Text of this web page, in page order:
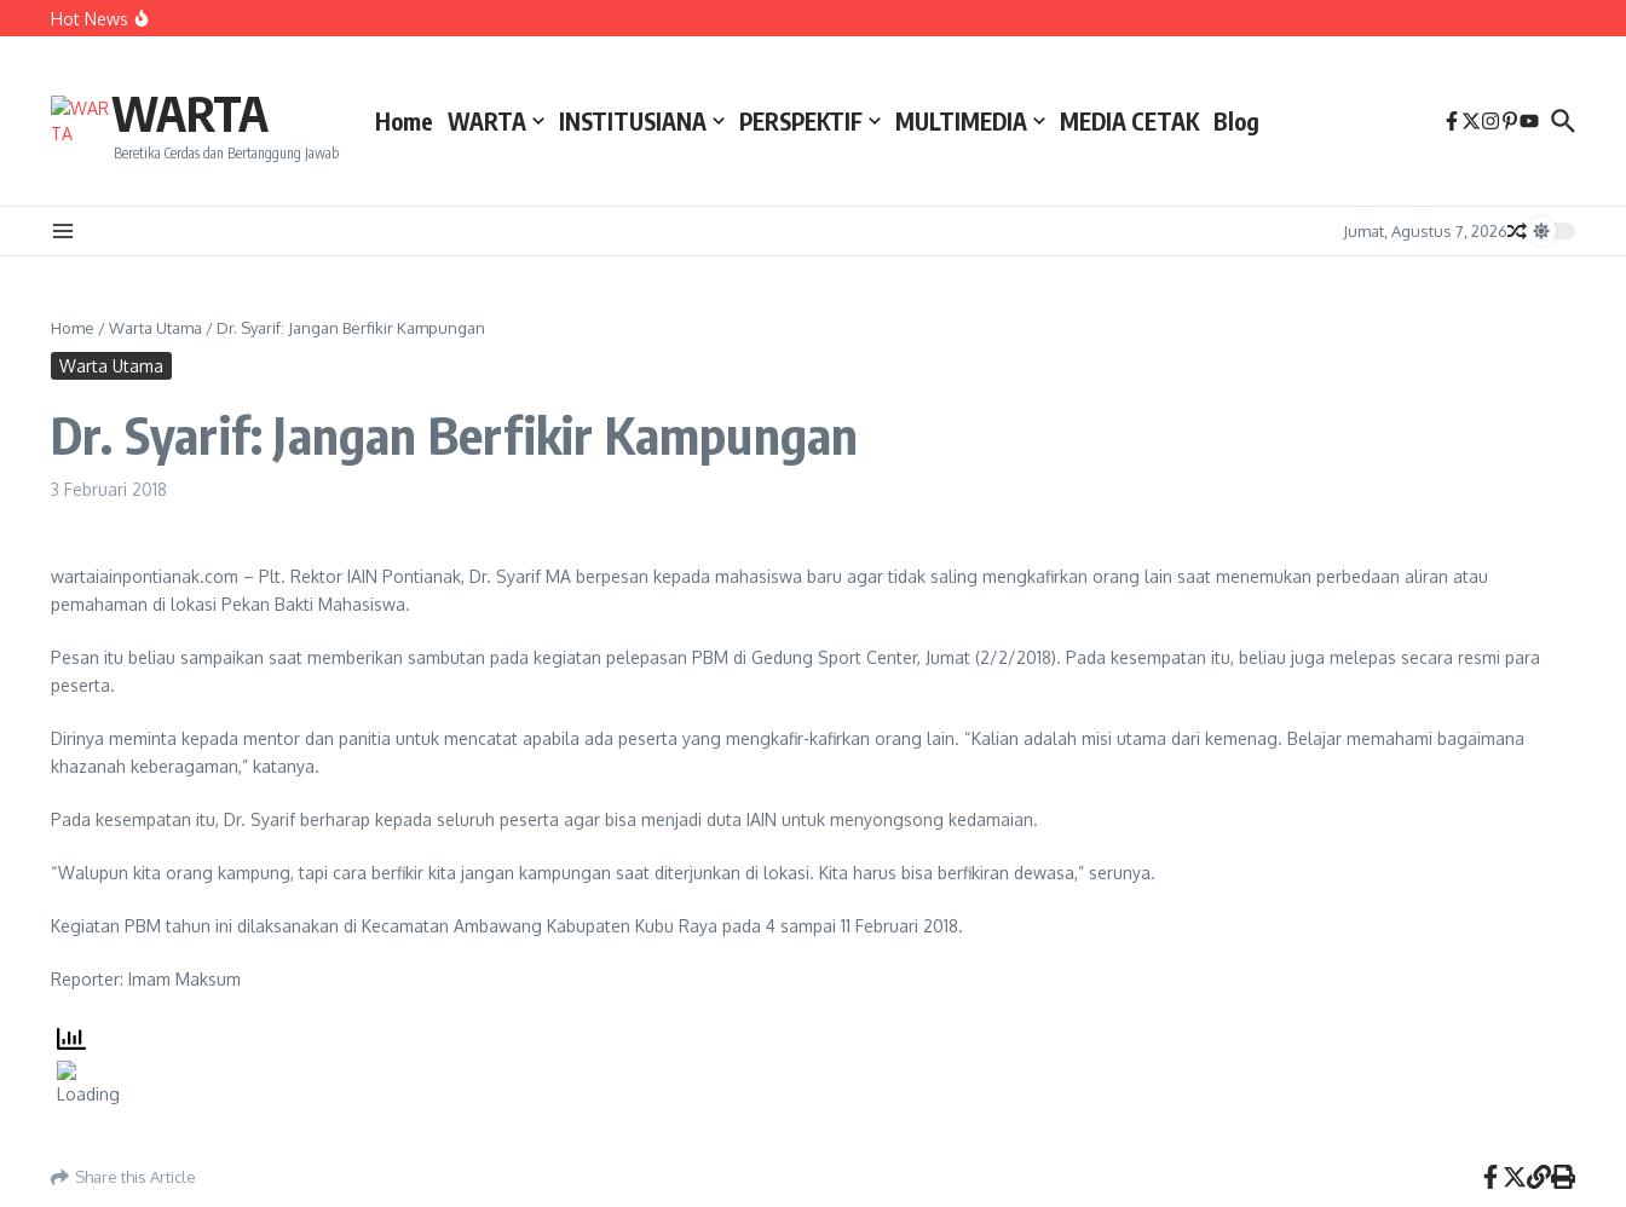
Lewati ke konten
Hot News
Amanah Baru Arskal Salim untuk Kemajuan IAIN Pontianak
WARTA
Beretika Cerdas dan Bertanggung Jawab
Home WARTA INSTITUSIANA PERSPEKTIF MULTIMEDIA MEDIA CETAK Blog
Jumat, Agustus 7, 2026
Home /Warta Utama / Dr. Syarif: Jangan Berfikir Kampungan
Warta Utama
Dr. Syarif: Jangan Berfikir Kampungan
3 Februari 2018
wartaiainpontianak.com – Plt. Rektor IAIN Pontianak, Dr. Syarif MA berpesan kepada mahasiswa baru agar tidak saling mengkafirkan orang lain saat menemukan perbedaan aliran atau
pemahaman di lokasi Pekan Bakti Mahasiswa.
Pesan itu beliau sampaikan saat memberikan sambutan pada kegiatan pelepasan PBM di Gedung Sport Center, Jumat (2/2/2018). Pada kesempatan itu, beliau juga melepas secara resmi para
peserta.
Dirinya meminta kepada mentor dan panitia untuk mencatat apabila ada peserta yang mengkafir-kafirkan orang lain. “Kalian adalah misi utama dari kemenag. Belajar memahami bagaimana
khazanah keberagaman,” katanya.
Pada kesempatan itu, Dr. Syarif berharap kepada seluruh peserta agar bisa menjadi duta IAIN untuk menyongsong kedamaian.
“Walupun kita orang kampung, tapi cara berfikir kita jangan kampungan saat diterjunkan di lokasi. Kita harus bisa berfikiran dewasa,” serunya.
Kegiatan PBM tahun ini dilaksanakan di Kecamatan Ambawang Kabupaten Kubu Raya pada 4 sampai 11 Februari 2018.
Reporter: Imam Maksum
Share this Article